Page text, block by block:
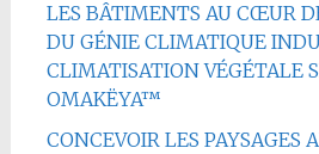
LES BÂTIMENTS AU CŒUR
DU GÉNIE CLIMATIQUE
CLIMATISATION VÉGÉTALE
OMAKËYA™
CONCEVOIR LES PAYSAGES